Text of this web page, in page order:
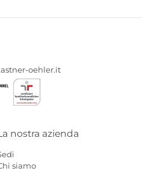
oehler.it
nostra azienda
siamo